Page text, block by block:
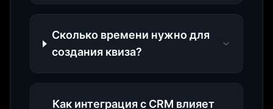
Сколько времени нужно для
создания квиза?
Как интеграция с CRM влияет